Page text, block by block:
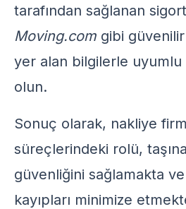
tarafından sağlanan
Moving.com gibi
yer alan bilgilerle
olun.
Sonuç olarak, nakliye
süreçlerindeki rolü,
güvenliğini sağlamakta
kayıpları minimize